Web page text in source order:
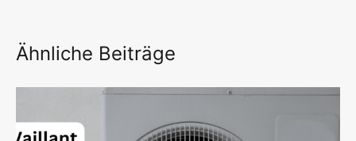
Ähnliche Beiträge